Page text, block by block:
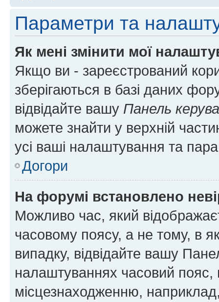
Параметри та
Як мені змінити мої
Якщо ви - зареєстрований
зберігаються в базі даних
відвідайте вашу Панель
можете знайти у верхній
усі ваші налаштування та
Догори
На форумі встановлено
Можливо час, який
часовому поясу, а не тому, в
випадку, відвідайте вашу
налаштуваннях часовий пояс,
місцезнаходженню,